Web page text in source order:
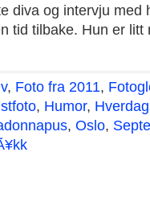
diva og intervju med
tid tilbake. Hun er litt
, Foto fra 2011,
, Humor,
, Oslo,